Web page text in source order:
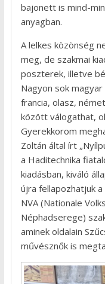
bajonett is mind-
anyagban.
A lelkes közönség
meg, de szakmai
poszterek, illetve
Nagyon sok
francia, olasz,
között válogathat,
Gyerekkorom
Zoltán által írt
a Haditechnika
kiadásban, kiváló
újra fellapozhatjuk
NVA (Nationale
Néphadserege)
aminek oldalain
művésznők is